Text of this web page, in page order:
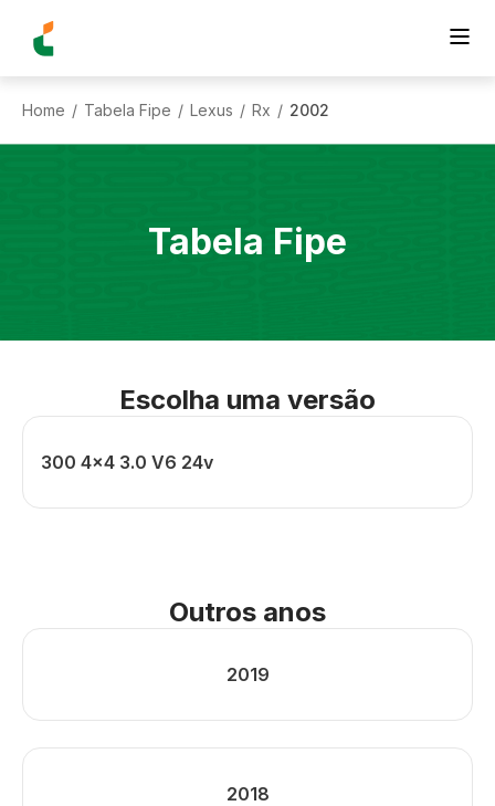
Home / Tabela Fipe / Lexus / Rx / 2002
Tabela Fipe
Escolha uma versão
300 4x4 3.0 V6 24v
Outros anos
2019
2018